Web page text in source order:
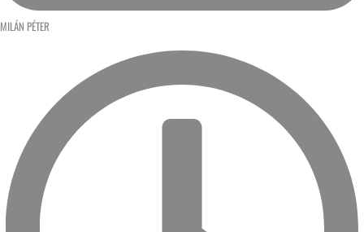
MILÁN PÉTER